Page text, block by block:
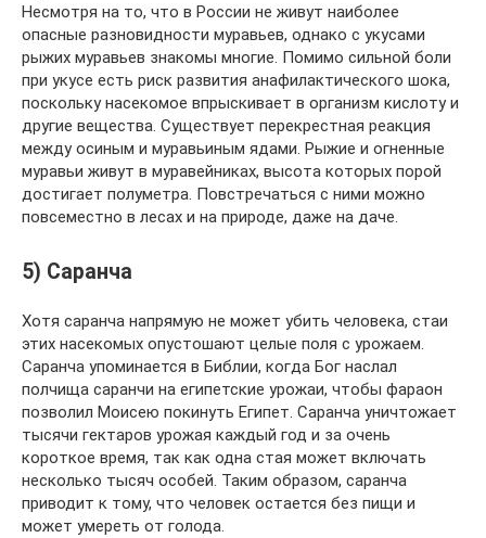
Несмотря на то, что в России не живут наиболее
опасные разновидности муравьев, однако с укусами
рыжих муравьев знакомы многие. Помимо сильной боли
при укусе есть риск развития анафилактического шока,
поскольку насекомое впрыскивает в организм кислоту и
другие вещества. Существует перекрестная реакция
между осиным и муравьиным ядами. Рыжие и огненные
муравьи живут в муравейниках, высота которых порой
достигает полуметра. Повстречаться с ними можно
повсеместно в лесах и на природе, даже на даче.
5) Саранча
Хотя саранча напрямую не может убить человека, стаи
этих насекомых опустошают целые поля с урожаем.
Саранча упоминается в Библии, когда Бог наслал
полчища саранчи на египетские урожаи, чтобы фараон
позволил Моисею покинуть Египет. Саранча уничтожает
тысячи гектаров урожая каждый год и за очень
короткое время, так как одна стая может включать
несколько тысяч особей. Таким образом, саранча
приводит к тому, что человек остается без пищи и
может умереть от голода.